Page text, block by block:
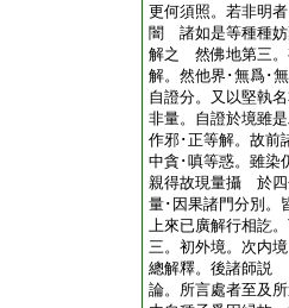
更何須照。若非明
闇 諸如是等種種妨
解之 然佛地第三。
解。然他界･無爲･
自證分。又以堅執
非量。自證於境雖
作邪･正等解。故前
中貪･嗔等惑。雖染
親得故現量攝 於四
量･因果諸門分別
上來已廣解行相訖
三。初外境。次内
總解釋。後諸師説
論。所言處者至及